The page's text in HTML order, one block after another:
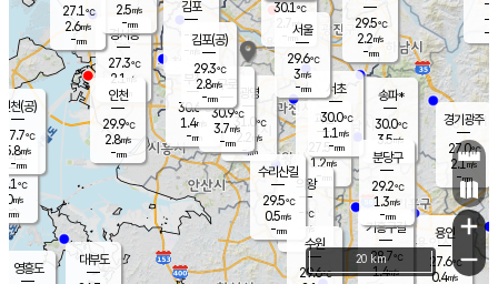
의도
℃
m/s
mm
영흥도
과천
27.5℃
1.2m/s
- mm
용인
27.6℃
0.4m/s
경기광주
27.0℃
2.1m/s
-mm
대부도
경서동
27.3℃
2.1 m/s
-mm
27.1℃
2.6m/s
-mm
-
-m/
-
의왕
- ℃
m/s
mm
김포
- ℃
-m/s
mm
광명
31.0
℃
2.2 m/s
-mm
부천
30.6℃
1.4m/s
-mm
2.5m/s
-mm
구로
30.9℃
3.7m/s
-mm
30.1℃
2.7 m/s
- mm
29.5℃
2.2m/s
-mm
송파*
30.0℃
3.5m/s
-mm
서초
30.0℃
1.1 m/s
-mm
기흥구갈
28.7℃
1.4m/s
수리산길
29.5℃
0.5m/s
-mm
분당구
29.2℃
1.3m/s
-mm
인천(공)
27.7℃
5.8m/s
-mm
김포(공)
29.3℃
2.8m/s
-mm
수원
29.6℃
인천
29.9℃
2.8m/s
-mm
서울
29.6℃
3m/s
-mm
+
−
20 km